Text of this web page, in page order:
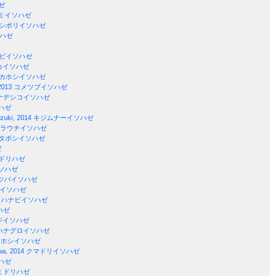
イソハゼ
シボリイソハゼ
ゼ
イソハゼ
イソハゼ
ホシイソハゼ
コメツブイソハゼ
デシコイソハゼ
ゼ
2014 キジムナーイソハゼ
ウチイソハゼ
ボシイソハゼ
リハゼ
ハゼ
バイソハゼ
ソハゼ
ハナビイソハゼ
ゼ
イソハゼ
ナグロイソハゼ
シイソハゼ
2014 クマドリイソハゼ
ゼ
ドリハゼ